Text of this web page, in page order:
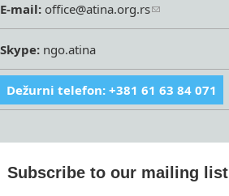
E-mail: office@atina.org.rs
Skype: ngo.atina
Dežurni telefon: +381 61 63 84 071
Subscribe to our mailing list